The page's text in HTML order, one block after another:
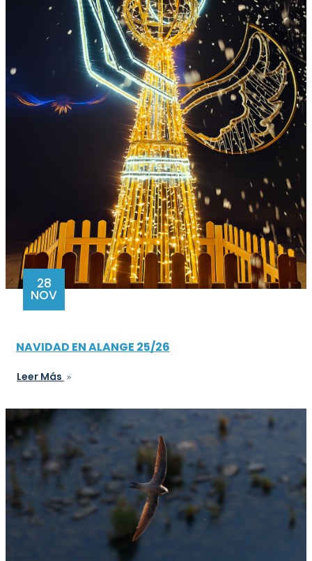
28
NOV
NAVIDAD EN ALANGE 25/26
Leer Más